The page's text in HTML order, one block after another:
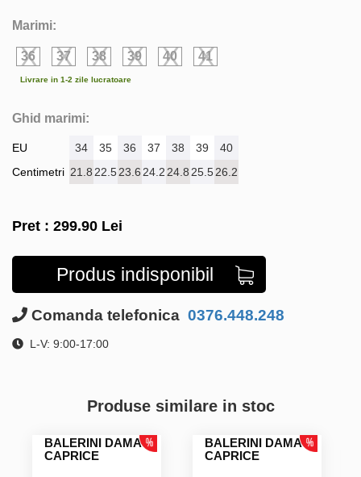
Marimi:
36 37 38 39 40 41
Livrare in 1-2 zile lucratoare
Ghid marimi:
EU
Centimetri
34 35 36 37 38 39
40
21.8 22.523.6 24.2 24.8 25.526.2
Pret : 299.90 Lei
Produs indisponibil
Comanda telefonica 0376.448.248
L-V: 9:00-17:00
Produse similare in stoc
BALERINI DAMA
CAPRICE
BALERINI DAMA
CAPRICE